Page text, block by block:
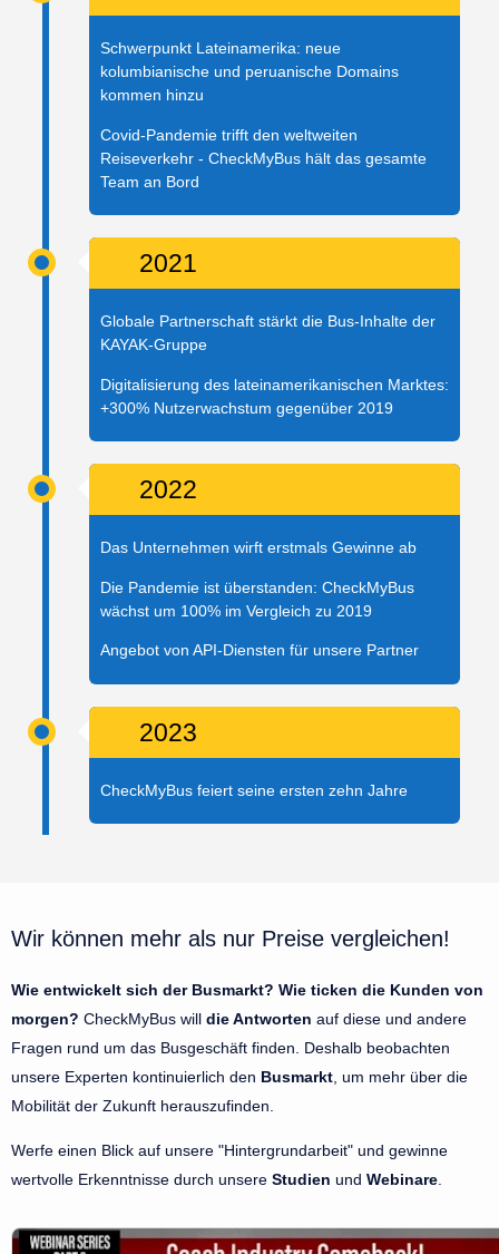
Schwerpunkt Lateinamerika: neue
kolumbianische und peruanische Domains
kommen hinzu
Covid-Pandemie trifft den weltweiten
Reiseverkehr - CheckMyBus hält das gesamte
Team an Bord
2021
Globale Partnerschaft stärkt die Bus-Inhalte der
KAYAK-Gruppe
Digitalisierung des lateinamerikanischen Marktes:
+300% Nutzerwachstum gegenüber 2019
2022
Das Unternehmen wirft erstmals Gewinne ab
Die Pandemie ist überstanden: CheckMyBus
wächst um 100% im Vergleich zu 2019
Angebot von API-Diensten für unsere Partner
2023
CheckMyBus feiert seine ersten zehn Jahre
Wir können mehr als nur Preise vergleichen!
Wie entwickelt sich der Busmarkt? Wie ticken die Kunden von
morgen? CheckMyBus will die Antworten auf diese und andere
Fragen rund um das Busgeschäft finden. Deshalb beobachten
unsere Experten kontinuierlich den Busmarkt , um mehr über die
Mobilität der Zukunft herauszufinden.
Werfe einen Blick auf unsere "Hintergrundarbeit" und gewinne
wertvolle Erkenntnisse durch unsere Studien und Webinare